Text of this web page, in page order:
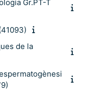
Gr.PT-T
de la